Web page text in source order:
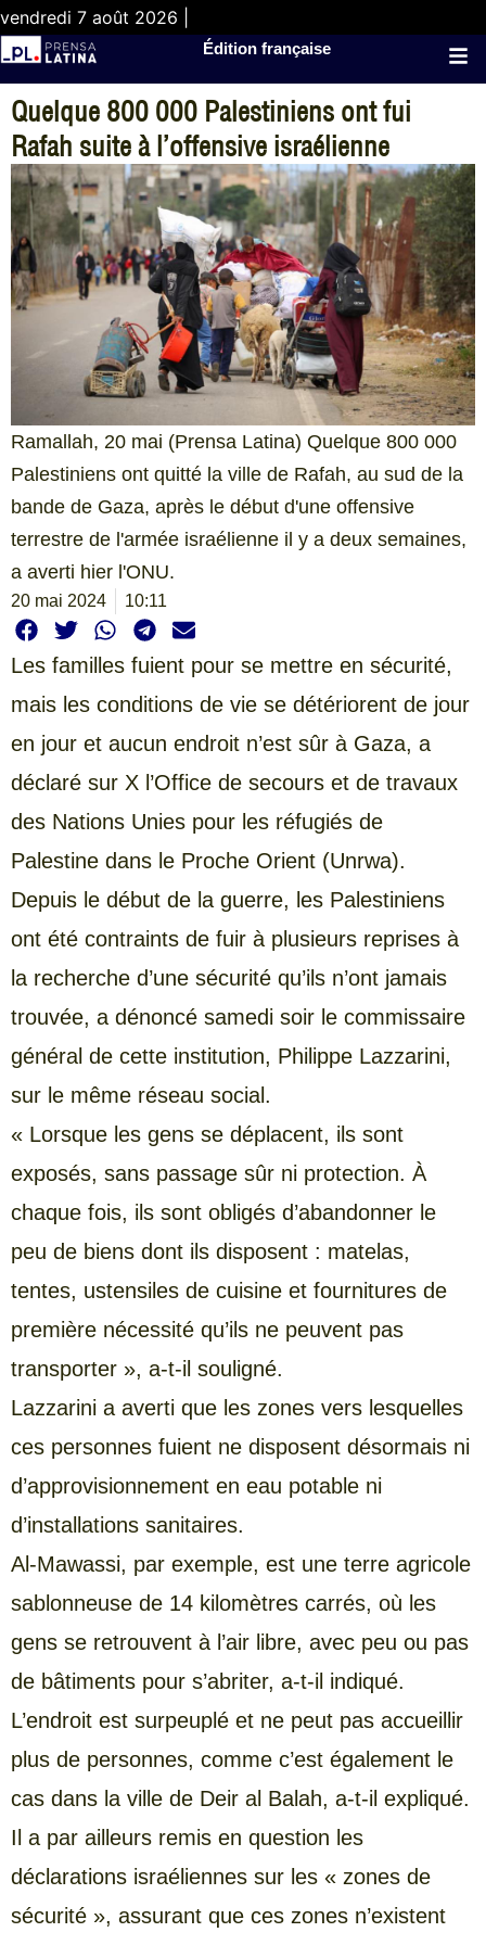
vendredi 7 août 2026 |
Édition française
Quelque 800 000 Palestiniens ont fui
Rafah suite à l’offensive israélienne
Ramallah, 20 mai (Prensa Latina) Quelque 800 000
Palestiniens ont quitté la ville de Rafah, au sud de la
bande de Gaza, après le début d'une offensive
terrestre de l'armée israélienne il y a deux semaines,
a averti hier l'ONU.
20 mai 2024 10:11
Les familles fuient pour se mettre en sécurité,
mais les conditions de vie se détériorent de jour
en jour et aucun endroit n’est sûr à Gaza, a
déclaré sur X l’Office de secours et de travaux
des Nations Unies pour les réfugiés de
Palestine dans le Proche Orient (Unrwa).
Depuis le début de la guerre, les Palestiniens
ont été contraints de fuir à plusieurs reprises à
la recherche d’une sécurité qu’ils n’ont jamais
trouvée, a dénoncé samedi soir le commissaire
général de cette institution, Philippe Lazzarini,
sur le même réseau social.
« Lorsque les gens se déplacent, ils sont
exposés, sans passage sûr ni protection. À
chaque fois, ils sont obligés d’abandonner le
peu de biens dont ils disposent : matelas,
tentes, ustensiles de cuisine et fournitures de
première nécessité qu’ils ne peuvent pas
transporter », a-t-il souligné.
Lazzarini a averti que les zones vers lesquelles
ces personnes fuient ne disposent désormais ni
d’approvisionnement en eau potable ni
d’installations sanitaires.
Al-Mawassi, par exemple, est une terre agricole
sablonneuse de 14 kilomètres carrés, où les
gens se retrouvent à l’air libre, avec peu ou pas
de bâtiments pour s’abriter, a-t-il indiqué.
L’endroit est surpeuplé et ne peut pas accueillir
plus de personnes, comme c’est également le
cas dans la ville de Deir al Balah, a-t-il expliqué.
Il a par ailleurs remis en question les
déclarations israéliennes sur les « zones de
sécurité », assurant que ces zones n’existent